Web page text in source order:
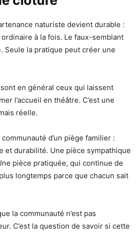
naturiste devient durable :
à la fois. Le faux-semblant
Seule la pratique peut créer une
en général ceux qui laissent
l’accueil en théâtre. C’est une
réelle.
d’un piège familier :
et durabilité. Une pièce sympathique
pièce pratiquée, qui continue de
longtemps parce que chacun sait
la communauté n’est pas
C’est la question de savoir si cette